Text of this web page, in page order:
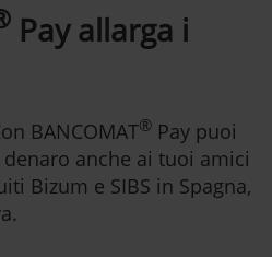
Pay allarga i
BANCOMAT® Pay puoi
anche ai tuoi amici
Bizum e SIBS in Spagna,